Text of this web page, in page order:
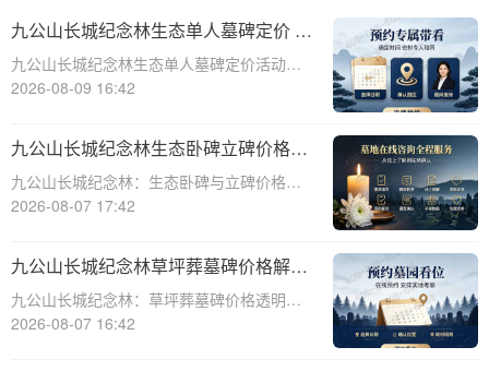
九公山长城纪念林生态单人墓碑定价 活
动直降数千福利丰厚详解
九公山长城纪念林生态单人墓碑定价活动直
降数千，福利丰厚，为有需要的人们提供了
详细介绍这一活动，帮助您更好地了解和选
择适合自己的墓碑。九公山长城纪念林作为
国内知名的
2026-08-09 16:42
九公山长城纪念林生态卧碑立碑价格表
详解及活动期赠安葬配套福利解析
九公山长城纪念林：生态卧碑与立碑价格及
活动期赠送配套服务全解析☎ 九公山陵园电
地，九公山长城纪念林凭借其得天独厚的地
理位置和优越的自然环境，成为众
2026-08-07 17:42
九公山长城纪念林草坪葬墓碑价格解析
及赠予绿植养护服务详解
九公山长城纪念林：草坪葬墓碑价格透明，
赠送绿植养护服务☎ 九公山陵园电话:400-
2026-08-07 16:42